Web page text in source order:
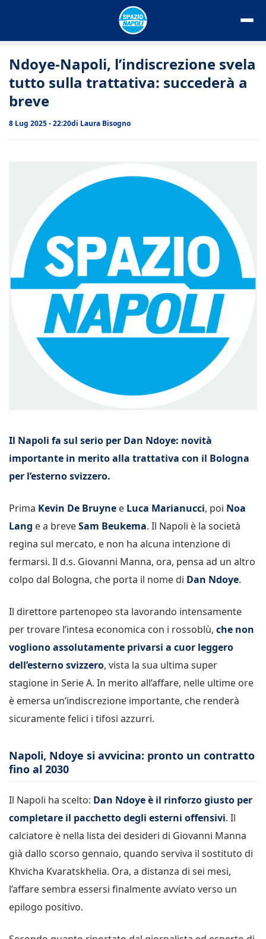
Ndoye-Napoli, l’indiscrezione svela
tutto sulla trattativa: succederà a
breve
8 Lug 2025 - 22:20di Laura Bisogno
Il Napoli fa sul serio per Dan Ndoye: novità
importante in merito alla trattativa con il Bologna
per l’esterno svizzero.
Prima Kevin De Bruyne e Luca Marianucci, poi Noa
Lang e a breveSam Beukema. Il Napoli è la società
regina sul mercato, e non ha alcuna intenzione di
fermarsi. Il d.s. Giovanni Manna, ora, pensa ad un altro
colpo dal Bologna, che porta il nome di Dan Ndoye.
Il direttore partenopeo sta lavorando intensamente
per trovare l’intesa economica con i rossoblù, che non
vogliono assolutamente privarsi a cuor leggero
dell’esterno svizzero, vista la sua ultima super
stagione in Serie A. In merito all’affare, nelle ultime ore
è emersa un’indiscrezione importante, che renderà
sicuramente felici i tifosi azzurri.
Napoli, Ndoye si avvicina: pronto un contratto
fino al 2030
Il Napoli ha scelto: Dan Ndoye è il rinforzo giusto per
completare il pacchetto degli esterni offensivi. Il
calciatore è nella lista dei desideri di Giovanni Manna
già dallo scorso gennaio, quando serviva il sostituto di
Khvicha Kvaratskhelia. Ora, a distanza di sei mesi,
l’affare sembra essersi finalmente avviato verso un
epilogo positivo.